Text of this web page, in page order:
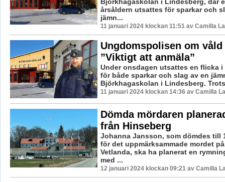
Björkhagaskolan i Lindesberg, där
årsåldern utsattes för sparkar och
jämn...
11 januari 2024 klockan 11:51 av Camilla
Ungdomspolisen om
”Viktigt att anmäla”
Under onsdagen utsattes en flicka i
för både sparkar och slag av en
Björkhagaskolan i Lindesberg.
11 januari 2024 klockan 14:36 av Camilla
Dömda mördaren
från Hinseberg
Johanna Jansson, som dömdes till
för det uppmärksammade mordet
Vetlanda, ska ha planerat en
med ...
12 januari 2024 klockan 09:21 av Camilla